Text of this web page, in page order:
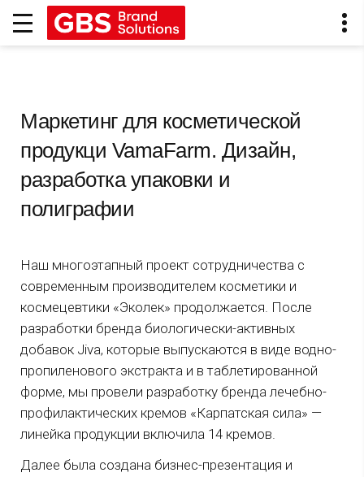
Маркетинг для косметической
продукци VamaFarm. Дизайн,
разработка упаковки и
полиграфии
Наш многоэтапный проект сотрудничества с
современным производителем косметики и
космецевтики «Эколек» продолжается. После
разработки бренда биологически-активных
добавок Jiva, которые выпускаются в виде водно-
пропиленового экстракта и в таблетированной
форме, мы провели разработку бренда лечебно-
профилактических кремов «Карпатская сила» —
линейка продукции включила 14 кремов.
Далее была создана бизнес-презентация и